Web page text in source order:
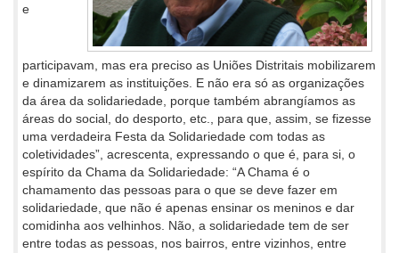
e
participavam, mas era preciso as Uniões Distritais mobilizarem
e dinamizarem as instituições. E não era só as organizações
da área da solidariedade, porque também abrangíamos as
áreas do social, do desporto, etc., para que, assim, se fizesse
uma verdadeira Festa da Solidariedade com todas as
coletividades”, acrescenta, expressando o que é, para si, o
espírito da Chama da Solidariedade: “A Chama é o
chamamento das pessoas para o que se deve fazer em
solidariedade, que não é apenas ensinar os meninos e dar
comidinha aos velhinhos. Não, a solidariedade tem de ser
entre todas as pessoas, nos bairros, entre vizinhos, entre